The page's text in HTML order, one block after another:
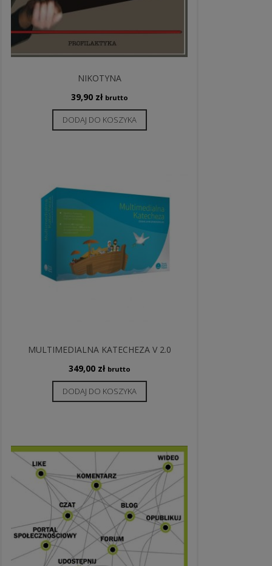
NIKOTYNA
39,90 zł brutto
DODAJ DO KOSZYKA
MULTIMEDIALNA KATECHEZA V 2.0
349,00 zł brutto
DODAJ DO KOSZYKA